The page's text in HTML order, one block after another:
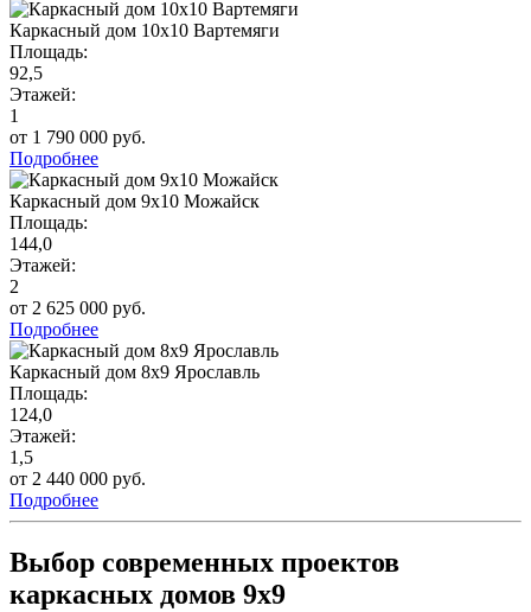
Каркасный дом 10х10 Вартемяги
Площадь:
92,5
Этажей:
1
от 1 790 000 руб.
Подробнее
Каркасный дом 9х10 Можайск
Площадь:
144,0
Этажей:
2
от 2 625 000 руб.
Подробнее
Каркасный дом 8х9 Ярославль
Площадь:
124,0
Этажей:
1,5
от 2 440 000 руб.
Подробнее
Выбор современных проектов
каркасных домов 9x9